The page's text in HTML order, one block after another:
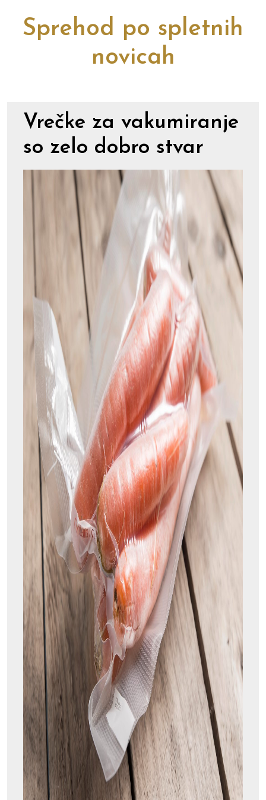
Sprehod po spletnih
novicah
Vrečke za vakumiranje
so zelo dobro stvar